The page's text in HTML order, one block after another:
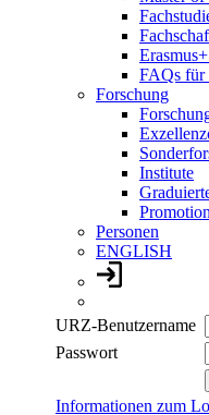
FAQs für
Forschung
Institute
Promotion
Personen
ENGLISH
URZ-Benutzername
Passwort
Informationen zum